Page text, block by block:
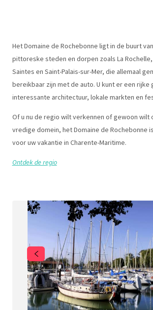
Het Domaine de Rochebonne ligt in de buurt
pittoreske steden en dorpen zoals La
Saintes en Saint-Palais-sur-Mer, die allemaal
bereikbaar zijn met de auto. U kunt er een rijke
interessante architectuur, lokale markten en
Of u nu de regio wilt verkennen of gewoon wilt
vredige domein, het Domaine de Rochebonne
voor uw vakantie in Charente-Maritime.
Ontdek de regio